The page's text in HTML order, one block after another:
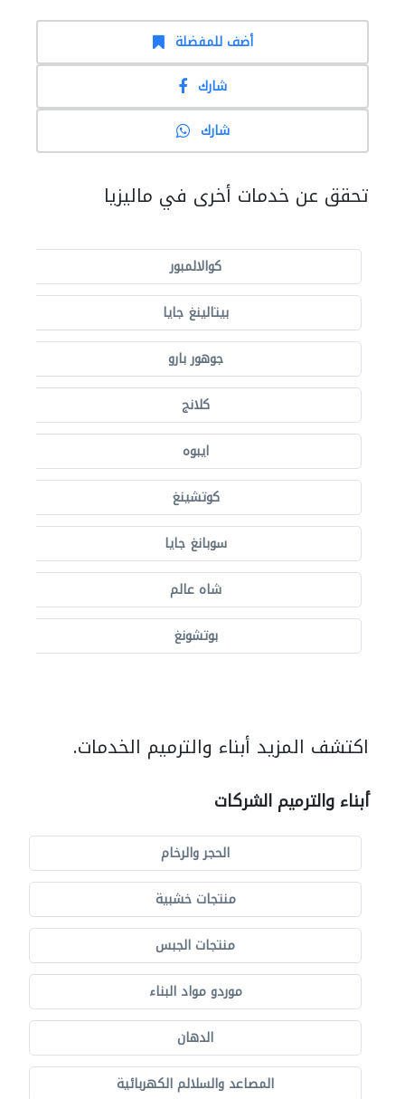
أضف للمفضلة
شارك
شارك
تحقق عن خدمات أخرى في ماليزيا
كوالالمبور
بيتالينغ جايا
جوهور بارو
كلانج
ايبوه
كوتشينغ
سوبانغ جايا
شاه عالم
بوتشونغ
اكتشف المزيد أبناء والترميم الخدمات.
أبناء والترميم الشركات
الحجر والرخام
منتجات خشبية
منتجات الجبس
موردو مواد البناء
الدهان
المصاعد والسلالم الكهربائية